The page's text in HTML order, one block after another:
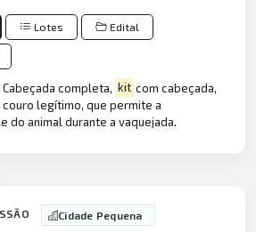
Lotes Edital
completa, kit com cabeçada,
couro legítimo, que permite a
do animal durante a vaquejada.
Cidade Pequena